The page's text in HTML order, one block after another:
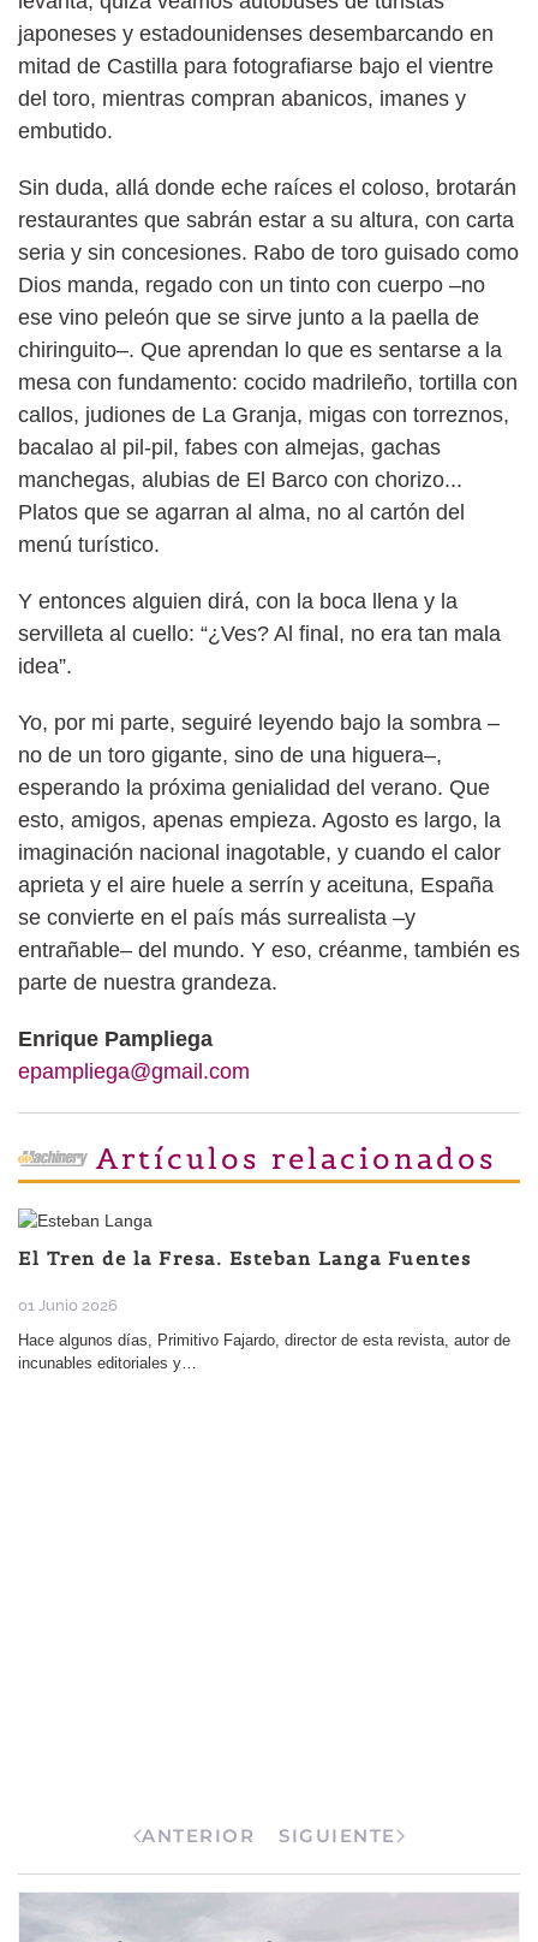
japoneses y estadounidenses desembarcando en
mitad de Castilla para fotografiarse bajo el vientre
del toro, mientras compran abanicos, imanes y
embutido.
Sin duda, allá donde eche raíces el coloso, brotarán
restaurantes que sabrán estar a su altura, con carta
seria y sin concesiones. Rabo de toro guisado como
Dios manda, regado con un tinto con cuerpo –no
ese vino peleón que se sirve junto a la paella de
chiringuito–. Que aprendan lo que es sentarse a la
mesa con fundamento: cocido madrileño, tortilla con
callos, judiones de La Granja, migas con torreznos,
bacalao al pil-pil, fabes con almejas, gachas
manchegas, alubias de El Barco con chorizo...
Platos que se agarran al alma, no al cartón del
menú turístico.
Y entonces alguien dirá, con la boca llena y la
servilleta al cuello: “¿Ves? Al final, no era tan mala
idea”.
Yo, por mi parte, seguiré leyendo bajo la sombra –
no de un toro gigante, sino de una higuera–,
esperando la próxima genialidad del verano. Que
esto, amigos, apenas empieza. Agosto es largo, la
imaginación nacional inagotable, y cuando el calor
aprieta y el aire huele a serrín y aceituna, España
se convierte en el país más surrealista –y
entrañable– del mundo. Y eso, créanme, también es
parte de nuestra grandeza.
Enrique Pampliega
epampliega@gmail.com
Artículos relacionados
El Tren de la Fresa. Esteban Langa Fuentes
01 Junio 2026
Hace algunos días, Primitivo Fajardo, director de esta revista, autor de
incunables editoriales y…
ANTERIOR SIGUIENTE